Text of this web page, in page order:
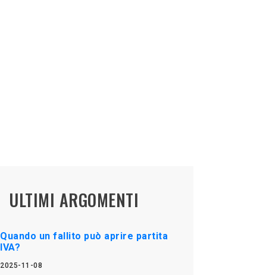
ULTIMI ARGOMENTI
Quando un fallito può aprire partita
IVA?
2025-11-08